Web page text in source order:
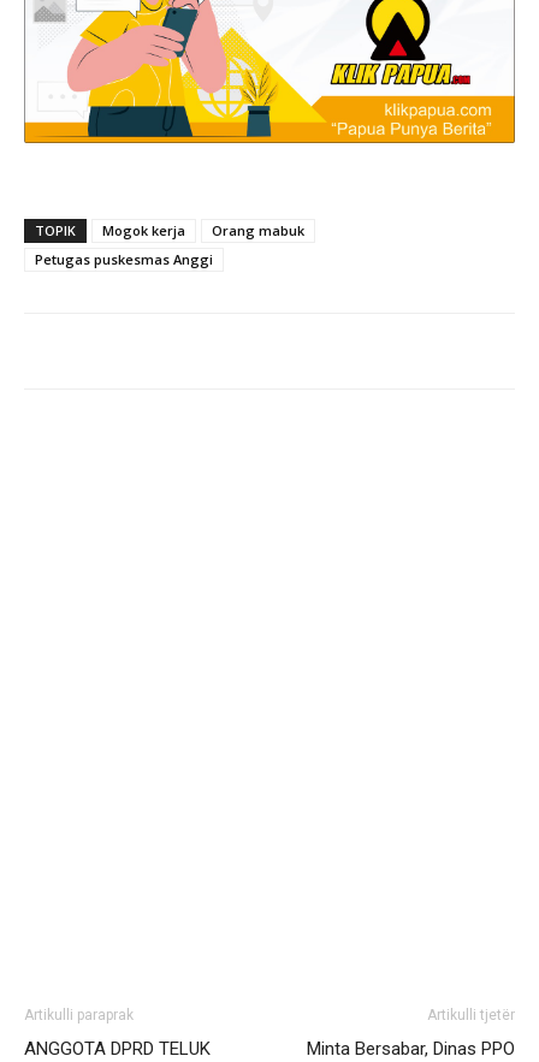
TOPIK Mogok kerja
Orang mabuk
Petugas puskesmas Anggi
Artikulli paraprak
ANGGOTA DPRD TELUK
Artikulli tjetër
Minta Bersabar, Dinas PPO